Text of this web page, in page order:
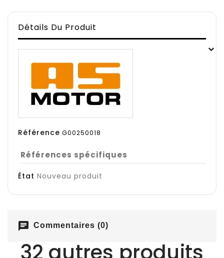
Détails Du Produit
Référence G00250018
Références spécifiques
État Nouveau produit
chat Commentaires (0)
32 autres produits